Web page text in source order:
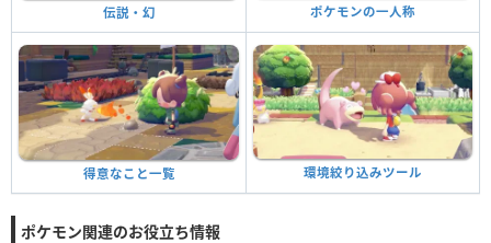
伝説・幻 ポケモンの一人称
得意なこと一覧 環境絞り込みツール
ポケモン関連のお役立ち情報